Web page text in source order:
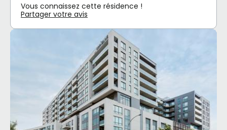
Vous connaissez cette résidence !
Partager votre avis